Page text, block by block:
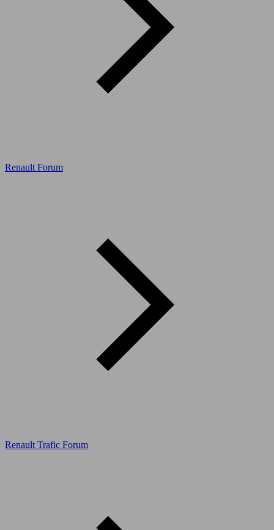
Renault Forum
Renault Trafic Forum